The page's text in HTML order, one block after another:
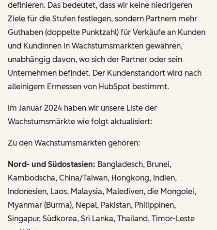
definieren. Das bedeutet, dass wir keine niedrigeren
Ziele für die Stufen festlegen, sondern Partnern mehr
Guthaben (doppelte Punktzahl) für Verkäufe an Kunden
und Kundinnen in Wachstumsmärkten gewähren,
unabhängig davon, wo sich der Partner oder sein
Unternehmen befindet. Der Kundenstandort wird nach
alleinigem Ermessen von HubSpot bestimmt.
Im Januar 2024 haben wir unsere Liste der
Wachstumsmärkte wie folgt aktualisiert:
Zu den Wachstumsmärkten gehören:
Nord- und Südostasien: Bangladesch, Brunei,
Kambodscha, China/Taiwan, Hongkong, Indien,
Indonesien, Laos, Malaysia, Malediven, die Mongolei,
Myanmar (Burma), Nepal, Pakistan, Philippinen,
Singapur, Südkorea, Sri Lanka, Thailand, Timor-Leste